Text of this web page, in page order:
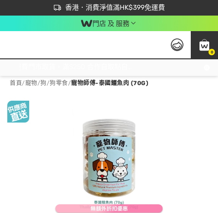
香港．消費淨值滿HK$399免運費
立即成為易賞錢會員盡享獨家優惠
首次APP下單買滿$450 輸入 NEWAPP 即減$50
門店 及 服務
0
首頁/寵物/狗/狗零食/寵物師傅-泰國鱷魚肉 (70G)